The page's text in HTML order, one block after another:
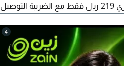
فرع زين سعر الاشتراك الشهري 219 ريال فقط مع الضريبة التوصيل
4